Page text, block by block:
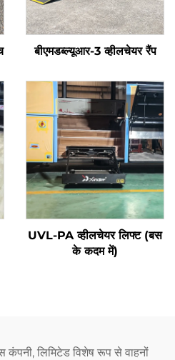
बीएमडब्ल्यूआर-3 व्हीलचेयर रैंप
UVL-PA व्हीलचेयर लिफ्ट (बस
के कदम में)
कंपनी, लिमिटेड विशेष रूप से वाहनों